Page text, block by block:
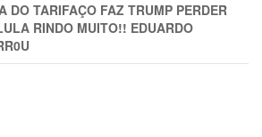
DO TARIFAÇO FAZ TRUMP PERDER
RINDO MUITO!! EDUARDO